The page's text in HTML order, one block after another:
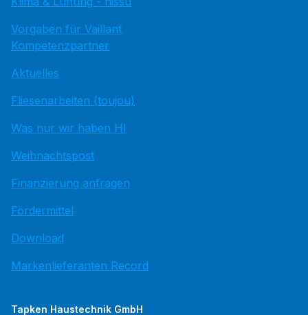
Vorgaben für Vaillant
Kompetenzpartner
Aktuelles
Fliesenarbeiten (toujou)
Was nur wir haben HI
Weihnachtspost
Finanzierung anfragen
Fördermittel
Download
Markenlieferanten Record
Tapken Haustechnik GmbH